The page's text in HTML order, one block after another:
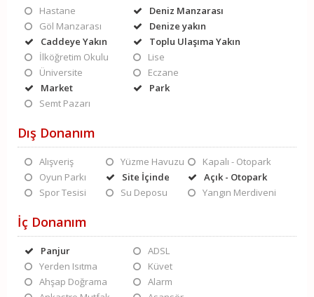
Hastane
Deniz Manzarası
Göl Manzarası
Denize yakın
Caddeye Yakın
Toplu Ulaşıma Yakın
İlköğretim Okulu
Lise
Üniversite
Eczane
Market
Park
Semt Pazarı
Dış Donanım
Alışveriş Yüzme Havuzu
Kapalı - Otopark
Oyun Parkı
Site İçinde
Açık - Otopark
Spor Tesisi
Su Deposu Yangın Merdiveni
İç Donanım
Panjur
ADSL
Yerden Isıtma
Küvet
Ahşap Doğrama
Alarm